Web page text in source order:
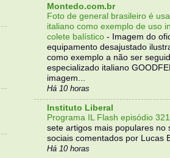
Montedo.com.br
Foto de general brasileiro é
italiano como exemplo de uso
colete balístico -
Imagem do
equipamento desajustado
como exemplo a não ser
especializado italiano
imagem...
Há 10 horas
Instituto Liberal
Programa IL Flash episódio 321
sete artigos mais populares no
sociais comentados por Lucas
Há 10 horas